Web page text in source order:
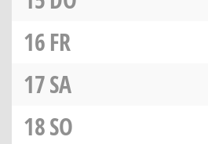
16FR
17SA
18SO